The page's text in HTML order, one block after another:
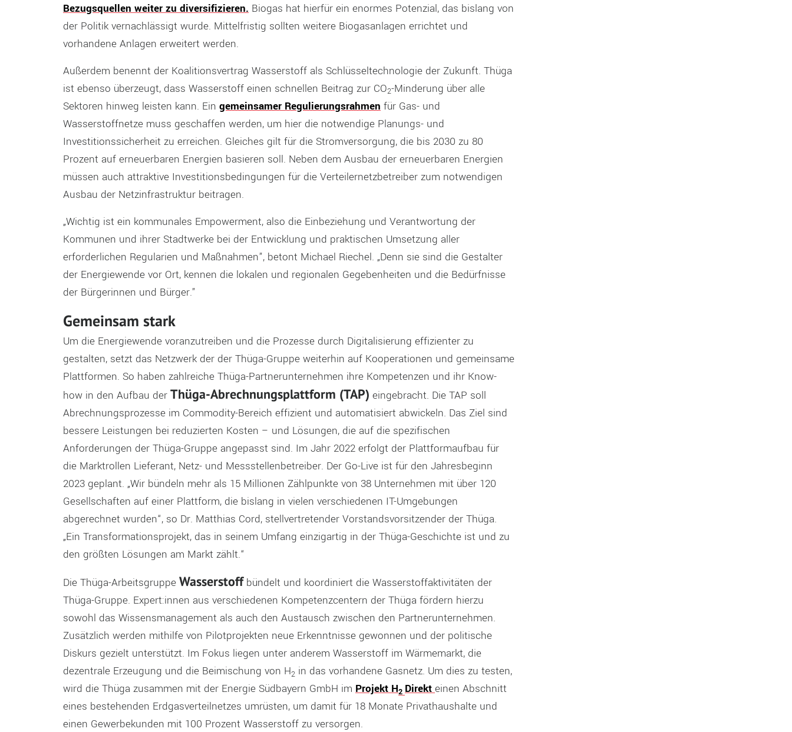
Bezugsquellen weiter zu diversifizieren. Biogas hat hierfür ein enormes Potenzial, das bislang von
der Politik vernachlässigt wurde. Mittelfristig sollten weitere Biogasanlagen errichtet und
vorhandene Anlagen erweitert werden.
Außerdem benennt der Koalitionsvertrag Wasserstoff als Schlüsseltechnologie der Zukunft. Thüga
ist ebenso überzeugt, dass Wasserstoff einen schnellen Beitrag zur CO2-Minderung über alle
Sektoren hinweg leisten kann. Ein gemeinsamer Regulierungsrahmen für Gas- und
Wasserstoffnetze muss geschaffen werden, um hier die notwendige Planungs- und
Investitionssicherheit zu erreichen. Gleiches gilt für die Stromversorgung, die bis 2030 zu 80
Prozent auf erneuerbaren Energien basieren soll. Neben dem Ausbau der erneuerbaren Energien
müssen auch attraktive Investitionsbedingungen für die Verteilernetzbetreiber zum notwendigen
Ausbau der Netzinfrastruktur beitragen.
„Wichtig ist ein kommunales Empowerment, also die Einbeziehung und Verantwortung der
Kommunen und ihrer Stadtwerke bei der Entwicklung und praktischen Umsetzung aller
erforderlichen Regularien und Maßnahmen”, betont Michael Riechel. „Denn sie sind die Gestalter
der Energiewende vor Ort, kennen die lokalen und regionalen Gegebenheiten und die Bedürfnisse
der Bürgerinnen und Bürger.”
Gemeinsam stark
Um die Energiewende voranzutreiben und die Prozesse durch Digitalisierung effizienter zu
gestalten, setzt das Netzwerk der der Thüga-Gruppe weiterhin auf Kooperationen und gemeinsame
Plattformen. So haben zahlreiche Thüga-Partnerunternehmen ihre Kompetenzen und ihr Know-
how in den Aufbau der Thüga-Abrechnungsplattform (TAP) eingebracht. Die TAP soll
Abrechnungsprozesse im Commodity-Bereich effizient und automatisiert abwickeln. Das Ziel sind
bessere Leistungen bei reduzierten Kosten – und Lösungen, die auf die spezifischen
Anforderungen der Thüga-Gruppe angepasst sind. Im Jahr 2022 erfolgt der Plattformaufbau für
die Marktrollen Lieferant, Netz- und Messstellenbetreiber. Der Go-Live ist für den Jahresbeginn
2023 geplant. „Wir bündeln mehr als 15 Millionen Zählpunkte von 38 Unternehmen mit über 120
Gesellschaften auf einer Plattform, die bislang in vielen verschiedenen IT-Umgebungen
abgerechnet wurden“, so Dr. Matthias Cord, stellvertretender Vorstandsvorsitzender der Thüga.
„Ein Transformationsprojekt, das in seinem Umfang einzigartig in der Thüga-Geschichte ist und zu
den größten Lösungen am Markt zählt.“
Die Thüga-Arbeitsgruppe Wasserstoffbündelt und koordiniert die Wasserstoffaktivitäten der
Thüga-Gruppe. Expert:innen aus verschiedenen Kompetenzcentern der Thüga fördern hierzu
sowohl das Wissensmanagement als auch den Austausch zwischen den Partnerunternehmen.
Zusätzlich werden mithilfe von Pilotprojekten neue Erkenntnisse gewonnen und der politische
Diskurs gezielt unterstützt. Im Fokus liegen unter anderem Wasserstoff im Wärmemarkt, die
dezentrale Erzeugung und die Beimischung von H2 in das vorhandene Gasnetz. Um dies zu testen,
wird die Thüga zusammen mit der Energie Südbayern GmbH im Projekt H2 Direkteinen Abschnitt
eines bestehenden Erdgasverteilnetzes umrüsten, um damit für 18 Monate Privathaushalte und
einen Gewerbekunden mit 100 Prozent Wasserstoff zu versorgen.